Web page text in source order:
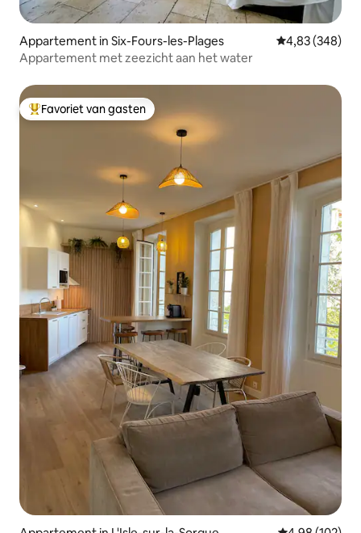
Appartement in Six-Fours-les-Plages Gemiddelde
4,83 (348)
Appartement met zeezicht aan het water
Topfavoriet van gasten
Favoriet van gasten